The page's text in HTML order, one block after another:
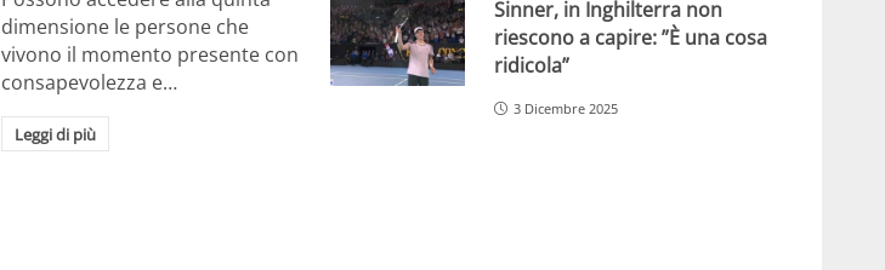
dimensione le persone che
vivono il momento presente con
consapevolezza e…
Leggi di più
Sinner, in Inghilterra non
riescono a capire: ”È una cosa
ridicola”
3 Dicembre 2025